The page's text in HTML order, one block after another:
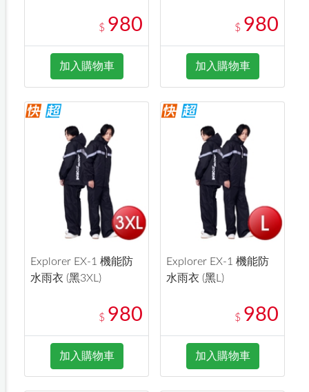
$ 980
加入購物車
$ 980
加入購物車
Explorer EX-1 機能防
水雨衣 (黑3XL)
$ 980
加入購物車
Explorer EX-1 機能防
水雨衣 (黑L)
$ 980
加入購物車